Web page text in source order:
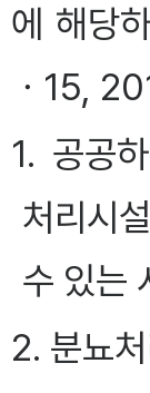
에 해당
ㆍ15,
1. 공공
처리시
수 있는
2. 분뇨